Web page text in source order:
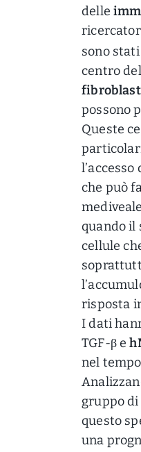
delle
sono
centro
possono
Queste
che può
quando il
cellule
risposta
I dati
TGF-β e
nel
gruppo
questo
una